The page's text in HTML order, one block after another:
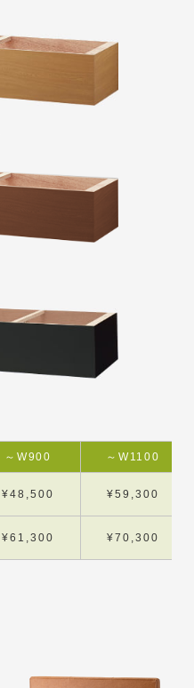
～W900 ～W1100
¥48,500 ¥59,300
¥61,300 ¥70,300